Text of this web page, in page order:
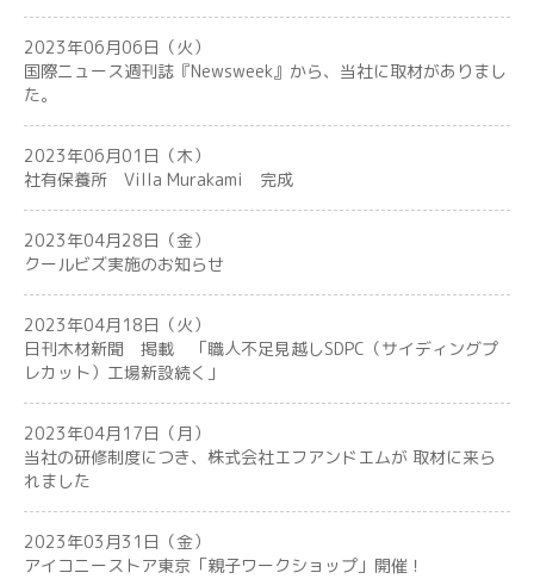
2023年06月06日（火）
国際ニュース週刊誌『Newsweek』から、当社に取材がありまし
た。
2023年06月01日（木）
社有保養所 Villa Murakami 完成
2023年04月28日（金）
クールビズ実施のお知らせ
2023年04月18日（火）
日刊木材新聞 掲載 「職人不足見越しSDPC（サイディングプ
レカット）工場新設続く」
2023年04月17日（月）
当社の研修制度につき、株式会社エフアンドエムが 取材に来ら
れました
2023年03月31日（金）
アイコニーストア東京「親子ワークショップ」開催！